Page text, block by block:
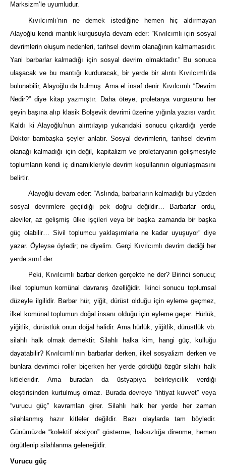
Marksizm’le uyumludur.
Kıvılcımlı’nın ne demek istediğine hemen hiç aldırmayan
Alayoğlu kendi mantık kurgusuyla devam eder: “Kıvılcımlı için sosyal
devrimlerin oluşum nedenleri, tarihsel devrim olanağının kalmamasıdır.
Yani barbarlar kalmadığı için sosyal devrim olmaktadır.” Bu sonuca
ulaşacak ve bu mantığı kurduracak, bir yerde bir alıntı Kıvılcımlı’da
bulunabilir, Alayoğlu da bulmuş. Ama el insaf denir. Kıvılcımlı “Devrim
Nedir?” diye kitap yazmıştır. Daha öteye, proletarya vurgusunu her
şeyin başına alıp klasik Bolşevik devrimi üzerine yığınla yazısı vardır.
Kaldı ki Alayoğlu’nun alıntılayıp yukarıdaki sonucu çıkardığı yerde
Doktor bambaşka şeyler anlatır. Sosyal devrimlerin, tarihsel devrim
olanağı kalmadığı için değil, kapitalizm ve proletaryanın gelişmesiyle
toplumların kendi iç dinamikleriyle devrim koşullarının olgunlaşmasını
belirtir.
Alayoğlu devam eder: “Aslında, barbarların kalmadığı bu yüzden
sosyal devrimlere geçildiği pek doğru değildir… Barbarlar ordu,
aleviler, az gelişmiş ülke işçileri veya bir başka zamanda bir başka
güç olabilir… Sivil toplumcu yaklaşımlarla ne kadar uyuşuyor” diye
yazar. Öyleyse öyledir; ne diyelim. Gerçi Kıvılcımlı devrim dediği her
yerde sınıf der.
Peki, Kıvılcımlı barbar derken gerçekte ne der? Birinci sonucu;
ilkel toplumun komünal davranış özelliğidir. İkinci sonucu toplumsal
düzeyle ilgilidir. Barbar hür, yiğit, dürüst olduğu için eyleme geçmez,
ilkel komünal toplumun doğal insanı olduğu için eyleme geçer. Hürlük,
yiğitlik, dürüstlük onun doğal halidir. Ama hürlük, yiğitlik, dürüstlük vb.
silahlı halk olmak demektir. Silahlı halka kim, hangi güç, kulluğu
dayatabilir? Kıvılcımlı’nın barbarlar derken, ilkel sosyalizm derken ve
bunlara devrimci roller biçerken her yerde gördüğü özgür silahlı halk
kitleleridir. Ama buradan da üstyapıya belirleyicilik verdiği
eleştirisinden kurtulmuş olmaz. Burada devreye “ihtiyat kuvvet” veya
“vurucu güç” kavramları girer. Silahlı halk her yerde her zaman
silahlanmış hazır kitleler değildir. Bazı olaylarda tam böyledir.
Günümüzde “kolektif aksiyon” gösterme, haksızlığa direnme, hemen
örgütlenip silahlanma geleneğidir.
Vurucu güç